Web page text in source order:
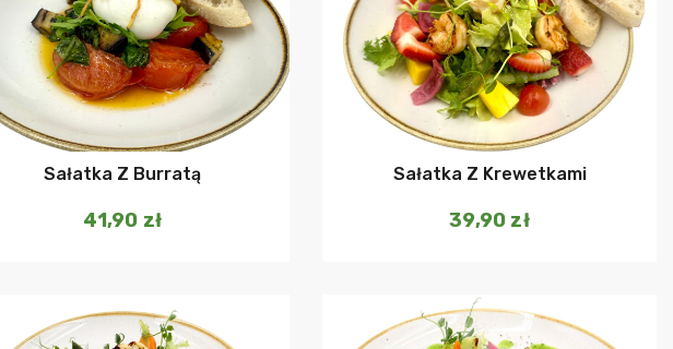
Dodaj do koszyka
Sałatka Z Burratą
41,90 zł
Dodaj do koszyka
Sałatka Z Krewetkami
39,90 zł